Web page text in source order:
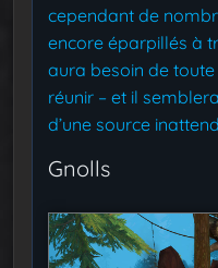
cependant de
encore éparpillés à
aura besoin de
réunir – et il
d’une source
Gnolls